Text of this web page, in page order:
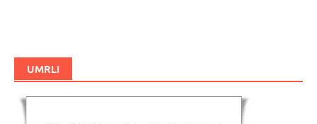
UMRLI